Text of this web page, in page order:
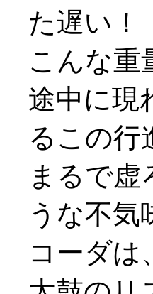
た遅い！
こんな重
途中に現
るこの行
まるで
うな不気
コーダは